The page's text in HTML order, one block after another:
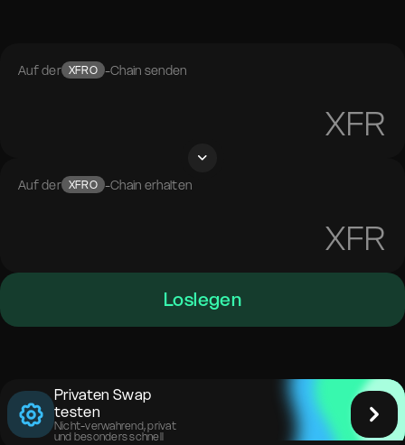
Auf der XFRO -Chain senden
XFR
Auf der XFRO -Chain erhalten
XFR
Loslegen
Privaten Swap
testen
Nicht-verwahrend, privat
und besonders schnell